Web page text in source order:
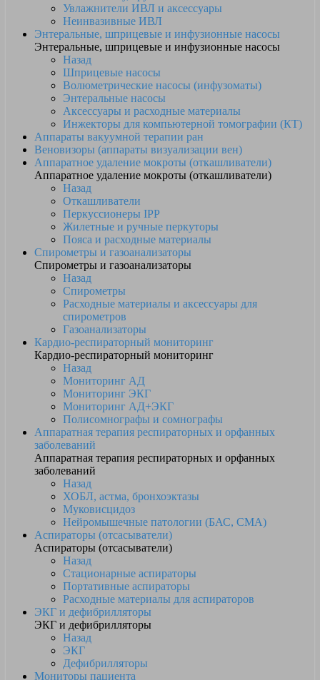
Увлажнители ИВЛ и аксессуары
Неинвазивные ИВЛ
Энтеральные, шприцевые и инфузионные насосы
Энтеральные, шприцевые и инфузионные насосы
Назад
Шприцевые насосы
Волюметрические насосы (инфузоматы)
Энтеральные насосы
Аксессуары и расходные материалы
Инжекторы для компьютерной томографии (КТ)
Аппараты вакуумной терапии ран
Веновизоры (аппараты визуализации вен)
Аппаратное удаление мокроты (откашливатели)
Аппаратное удаление мокроты (откашливатели)
Назад
Откашливатели
Перкуссионеры IPP
Жилетные и ручные перкуторы
Пояса и расходные материалы
Спирометры и газоанализаторы
Спирометры и газоанализаторы
Назад
Спирометры
Расходные материалы и аксессуары для
спирометров
Газоанализаторы
Кардио-респираторный мониторинг
Кардио-респираторный мониторинг
Назад
Мониторинг АД
Мониторинг ЭКГ
Мониторинг АД+ЭКГ
Полисомнографы и сомнографы
Аппаратная терапия респираторных и орфанных
заболеваний
Аппаратная терапия респираторных и орфанных
заболеваний
Назад
ХОБЛ, астма, бронхоэктазы
Муковисцидоз
Нейромышечные патологии (БАС, СМА)
Аспираторы (отсасыватели)
Аспираторы (отсасыватели)
Назад
Стационарные аспираторы
Портативные аспираторы
Расходные материалы для аспираторов
ЭКГ и дефибрилляторы
ЭКГ и дефибрилляторы
Назад
ЭКГ
Дефибрилляторы
Мониторы пациента